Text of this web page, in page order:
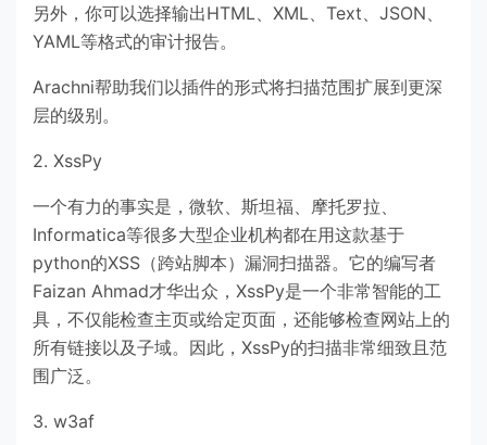
另外，你可以选择输出HTML、XML、Text、JSON、
YAML等格式的审计报告。
Arachni帮助我们以插件的形式将扫描范围扩展到更深
层的级别。
2. XssPy
一个有力的事实是，微软、斯坦福、摩托罗拉、
Informatica等很多大型企业机构都在用这款基于
python的XSS（跨站脚本）漏洞扫描器。它的编写者
Faizan Ahmad才华出众，XssPy是一个非常智能的工
具，不仅能检查主页或给定页面，还能够检查网站上的
所有链接以及子域。因此，XssPy的扫描非常细致且范
围广泛。
3. w3af